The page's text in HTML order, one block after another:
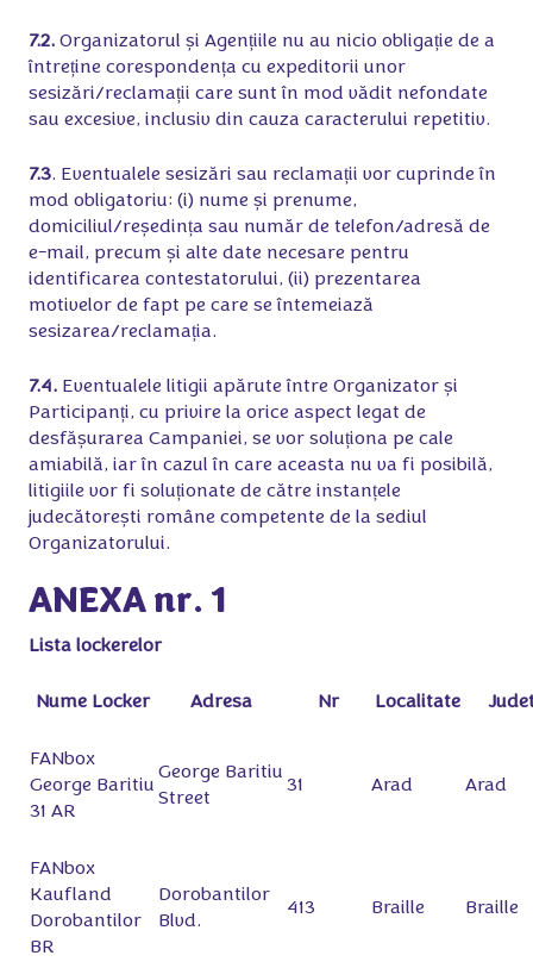
7.2. Organizatorul și Agențiile nu au nicio obligație de a
întreține corespondența cu expeditorii unor
sesizări/reclamații care sunt în mod vădit nefondate
sau excesive, inclusiv din cauza caracterului repetitiv.
7.3. Eventualele sesizări sau reclamații vor cuprinde în
mod obligatoriu: (i) nume și prenume,
domiciliul/reședința sau număr de telefon/adresă de
e-mail, precum și alte date necesare pentru
identificarea contestatorului, (ii) prezentarea
motivelor de fapt pe care se întemeiază
sesizarea/reclamația.
7.4. Eventualele litigii apărute între Organizator și
Participanți, cu privire la orice aspect legat de
desfășurarea Campaniei, se vor soluționa pe cale
amiabilă, iar în cazul în care aceasta nu va fi posibilă,
litigiile vor fi soluționate de către instanțele
judecătorești române competente de la sediul
Organizatorului.
ANEXA nr. 1
Lista lockerelor
Nume Locker Adresa Nr Localitate
FANbox
George Baritiu
31 AR
George Baritiu
Street
31 Arad Arad
FANbox
Kaufland
Dorobantilor
BR
Dorobantilor
Blvd.
413 Braille Braille